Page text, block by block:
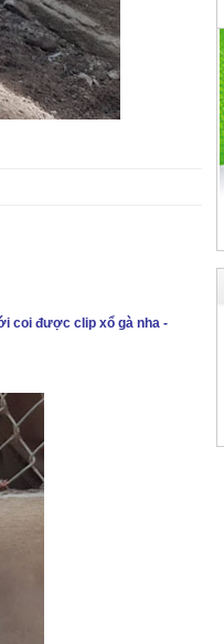
coi được clip xổ gà nha -